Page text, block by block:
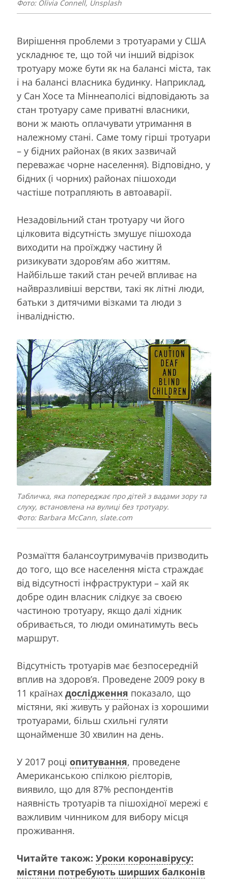
Фото: Olivia Connell, Unsplash
Вирішення проблеми з тротуарами у США
ускладнює те, що той чи інший відрізок
тротуару може бути як на балансі міста, так
і на балансі власника будинку. Наприклад,
у Сан Хосе та Міннеаполісі відповідають за
стан тротуару саме приватні власники,
вони ж мають оплачувати утримання в
належному стані. Саме тому гірші тротуари
– у бідних районах (в яких зазвичай
переважає чорне населення). Відповідно, у
бідних (і чорних) районах пішоходи
частіше потрапляють в автоаварії.
Незадовільний стан тротуару чи його
цілковита відсутність змушує пішохода
виходити на проїжджу частину й
ризикувати здоров’ям або життям.
Найбільше такий стан речей впливає на
найвразливіші верстви, такі як літні люди,
батьки з дитячими візками та люди з
інвалідністю.
Табличка, яка попереджає про дітей з вадами зору та
слуху, встановлена на вулиці без тротуару.
Фото: Barbara McCann, slate.com
Розмаїття балансоутримувачів призводить
до того, що все населення міста страждає
від відсутності інфраструктури – хай як
добре один власник слідкує за своєю
частиною тротуару, якщо далі хідник
обривається, то люди оминатимуть весь
маршрут.
Відсутність тротуарів має безпосередній
вплив на здоров’я. Проведене 2009 року в
11 країнах дослідження показало, що
містяни, які живуть у районах із хорошими
тротуарами, більш схильні гуляти
щонайменше 30 хвилин на день.
У 2017 році опитування, проведене
Американською спілкою рієлторів,
виявило, що для 87% респондентів
наявність тротуарів та пішохідної мережі є
важливим чинником для вибору місця
проживання.
Читайте також: Уроки коронавірусу:
містяни потребують ширших балконів